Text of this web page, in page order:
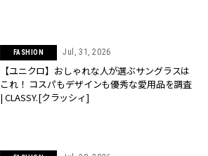
FASHION Jul, 31, 2026
【ユニクロ】おしゃれな人が選ぶサングラスは
これ！ コスパもデザインも優秀な愛用品を調査
| CLASSY.[クラッシィ]